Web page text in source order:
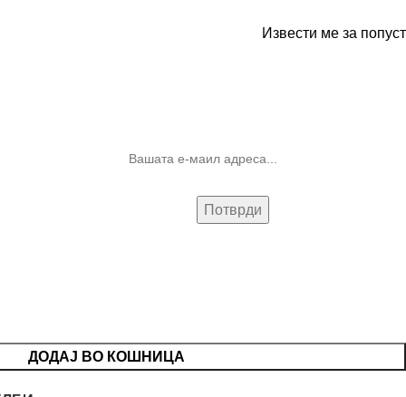
Извести ме за попуст
ДОДАЈ ВО КОШНИЦА